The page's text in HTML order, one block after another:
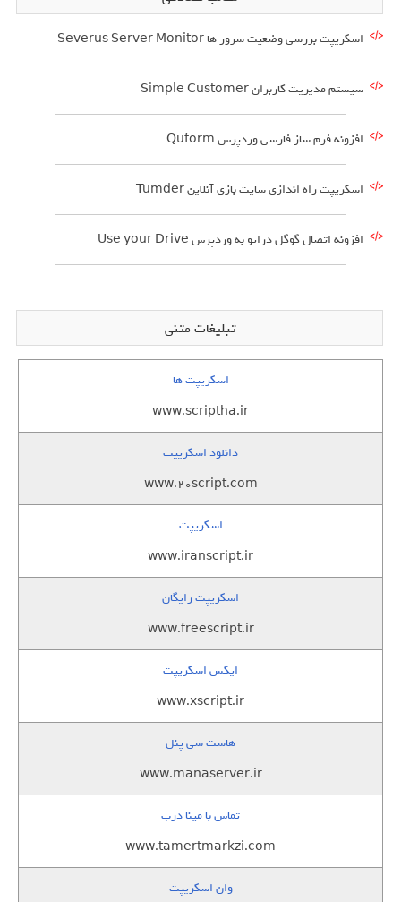
اسکریپت بررسی وضعیت سرور ها Severus Server Monitor
سیستم مدیریت کاربران Simple Customer
افزونه فرم ساز فارسی وردپرس Quform
اسکریپت راه اندازی سایت بازی آنلاین Tumder
افزونه اتصال گوگل درایو به وردپرس Use your Drive
تبلیغات متنی
اسکریپت ها
www.scriptha.ir
دانلود اسکریپت
www.20script.com
اسکریپت
www.iranscript.ir
اسکریپت رایگان
www.freescript.ir
ایکس اسکریپت
www.xscript.ir
هاست سی پنل
www.manaserver.ir
تماس با مینا درب
www.tamertmarkzi.com
وان اسکریپت